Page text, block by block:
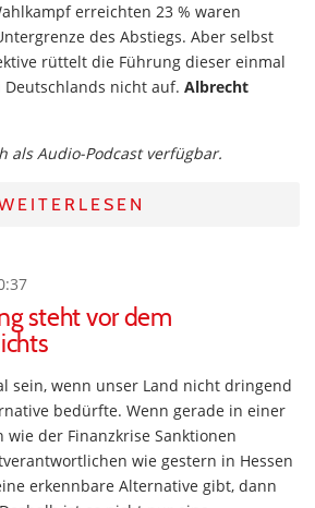
erreichten 23 % waren
des Abstiegs. Aber selbst
rüttelt die Führung dieser einmal
nicht auf. Albrecht
als Audio-Podcast verfügbar.
steht vor dem
sein, wenn unser Land nicht dringend
bedürfte. Wenn gerade in einer
der Finanzkrise Sanktionen
wie gestern in Hessen
erkennbare Alternative gibt, dann